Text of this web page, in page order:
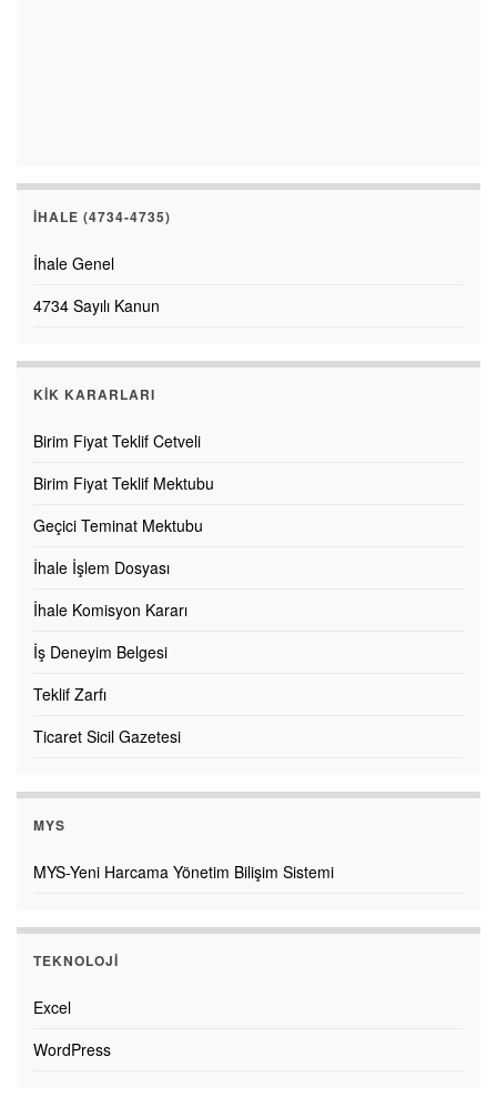
İHALE (4734-4735)
İhale Genel
4734 Sayılı Kanun
KİK KARARLARI
Birim Fiyat Teklif Cetveli
Birim Fiyat Teklif Mektubu
Geçici Teminat Mektubu
İhale İşlem Dosyası
İhale Komisyon Kararı
İş Deneyim Belgesi
Teklif Zarfı
Ticaret Sicil Gazetesi
MYS
MYS-Yeni Harcama Yönetim Bilişim Sistemi
TEKNOLOJI
Excel
WordPress